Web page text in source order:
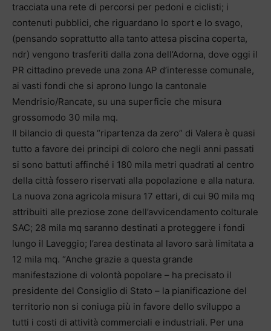
tracciata una rete di percorsi per pedoni e ciclisti; i
contenuti pubblici, che riguardano lo sport e lo svago,
(pensando soprattutto alla tanto attesa piscina coperta,
ndr) vengono trasferiti dalla zona dell’Adorna, dove oggi il
PR cittadino prevede una zona AP d’interesse comunale,
ai vasti fondi che si aprono lungo la cantonale
Mendrisio/Rancate, su una superficie che misura
grossomodo 30 mila mq.
Il bilancio di questa “ripartenza da zero” di Valera è quasi
tutto a favore dei principi di coloro che negli anni passati
si sono battuti affinché i 180 mila metri quadrati al centro
della città fossero riservati alla popolazione e alla natura.
La nuova zona agricola misura 17 ettari, di cui 90 mila mq
attribuiti alle preziose zone dell’avvicendamento colturale
SAC; 28 mila mq saranno destinati a proteggere i fondi
lungo il Laveggio; l’area destinata al lavoro sarà limitata a
12 mila mq. “Anche grazie a questa grande
manifestazione di volontà popolare – ha precisato il
presidente del Consiglio di Stato – la pianificazione del
territorio non si coniuga più in favore dello sviluppo a
tutti i costi di attività commerciali e industriali. Per una